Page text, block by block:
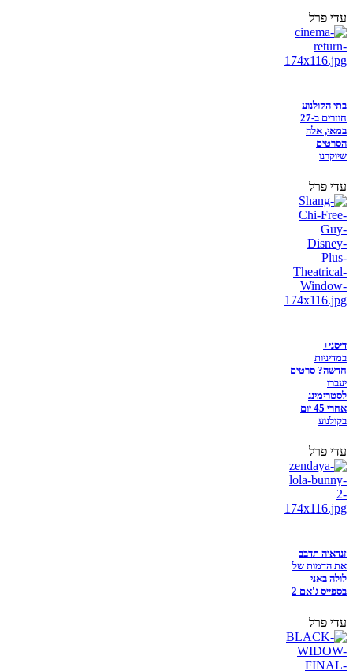
עדי פרל
בתי הקולנוע
חוזרים ב-27
במאי, אלה
הסרטים
שיוקרנו
עדי פרל
דיסני+
במדיניות
חדשה? סרטים
יעברו
לסטרימינג
אחרי 45 יום
בקולנוע
עדי פרל
זנדאיה תדבב
את הדמות של
לולה באני
בספייס ג'אם 2
עדי פרל